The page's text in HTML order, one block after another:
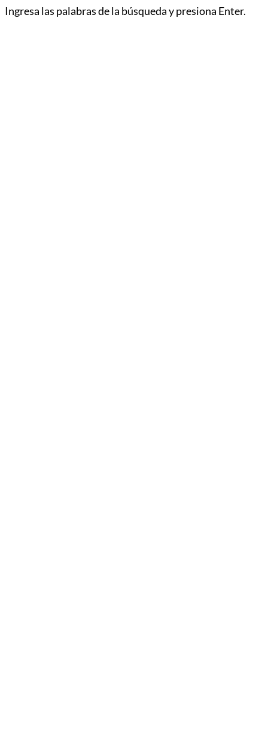
Ingresa las palabras de la búsqueda y presiona Enter.